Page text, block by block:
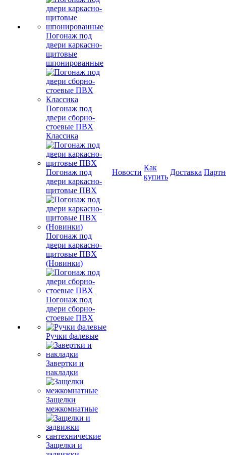
Погонаж под
двери каркасно-
щитовые
шпонированные
Погонаж под
двери сборно-
стоевые ПВХ
Классика
Погонаж под
двери каркасно-
щитовые ПВХ
Погонаж под
двери каркасно-
щитовые ПВХ
(Новинки)
Погонаж под
двери сборно-
стоевые ПВХ
Ручки фалевые
Завертки и
накладки
Защелки
межкомнатные
Защелки и
Новости
Как
купить
Доставка